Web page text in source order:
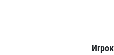
Игрок